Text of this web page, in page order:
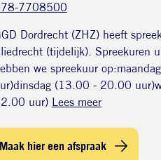
7708500
Dordrecht (ZHZ) heeft
(tijdelijk). Spreekuren
we spreekuur
(13.00 - 20.00
uur) Lees meer
Maak hier een afspraak